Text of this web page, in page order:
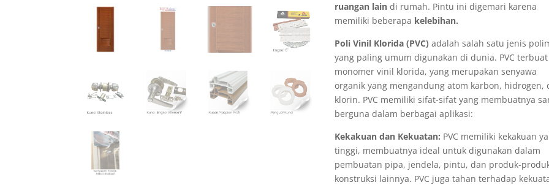
ruangan lain di rumah. Pintu ini digemari karena
memiliki beberapa kelebihan.
Poli Vinil Klorida (PVC) adalah salah satu jenis
yang paling umum digunakan di dunia. PVC
monomer vinil klorida, yang merupakan senyawa
organik yang mengandung atom karbon, hidrogen,
klorin. PVC memiliki sifat-sifat yang membuatnya
berguna dalam berbagai aplikasi:
Kekakuan dan Kekuatan: PVC memiliki kekakuan
tinggi, membuatnya ideal untuk digunakan dalam
pembuatan pipa, jendela, pintu, dan produk-
konstruksi lainnya. PVC juga tahan terhadap